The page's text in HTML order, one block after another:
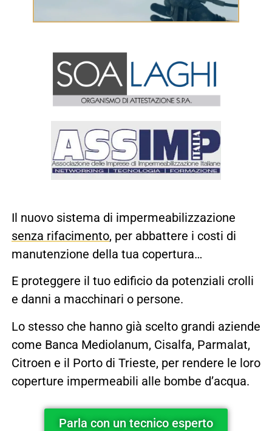
Il nuovo sistema di impermeabilizzazione
senza rifacimento, per abbattere i costi di
manutenzione della tua copertura…
E proteggere il tuo edificio da potenziali crolli
e danni a macchinari o persone.
Lo stesso che hanno già scelto grandi aziende
come Banca Mediolanum, Cisalfa, Parmalat,
Citroen e il Porto di Trieste, per rendere le loro
coperture impermeabili alle bombe d’acqua.
Parla con un tecnico esperto